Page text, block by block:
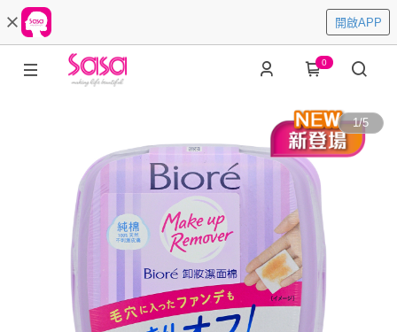
開啟APP
0
1/5